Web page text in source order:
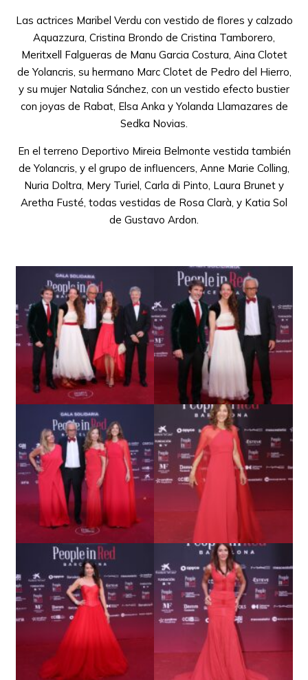
Las actrices Maribel Verdu con vestido de flores y calzado
Aquazzura, Cristina Brondo de Cristina Tamborero,
Meritxell Falgueras de Manu Garcia Costura, Aina Clotet
de Yolancris, su hermano Marc Clotet de Pedro del Hierro,
y su mujer Natalia Sánchez, con un vestido efecto bustier
con joyas de Rabat, Elsa Anka y Yolanda Llamazares de
Sedka Novias.
En el terreno Deportivo Mireia Belmonte vestida también
de Yolancris, y el grupo de influencers, Anne Marie Colling,
Nuria Doltra, Mery Turiel, Carla di Pinto, Laura Brunet y
Aretha Fusté, todas vestidas de Rosa Clarà, y Katia Sol
de Gustavo Ardon.